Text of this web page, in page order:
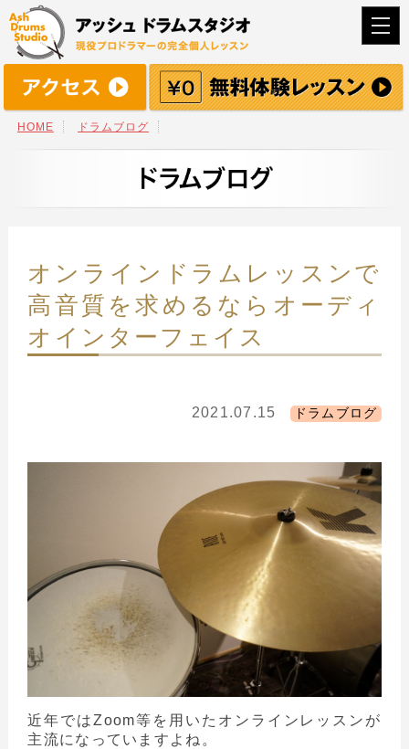
HOME ドラムブログ
オンラインドラムレッスンで
高音質を求めるならオーディ
オインターフェイス
2021.07.15 ドラムブログ
近年ではZoom等を用いたオンラインレッスンが
主流になっていますよね。